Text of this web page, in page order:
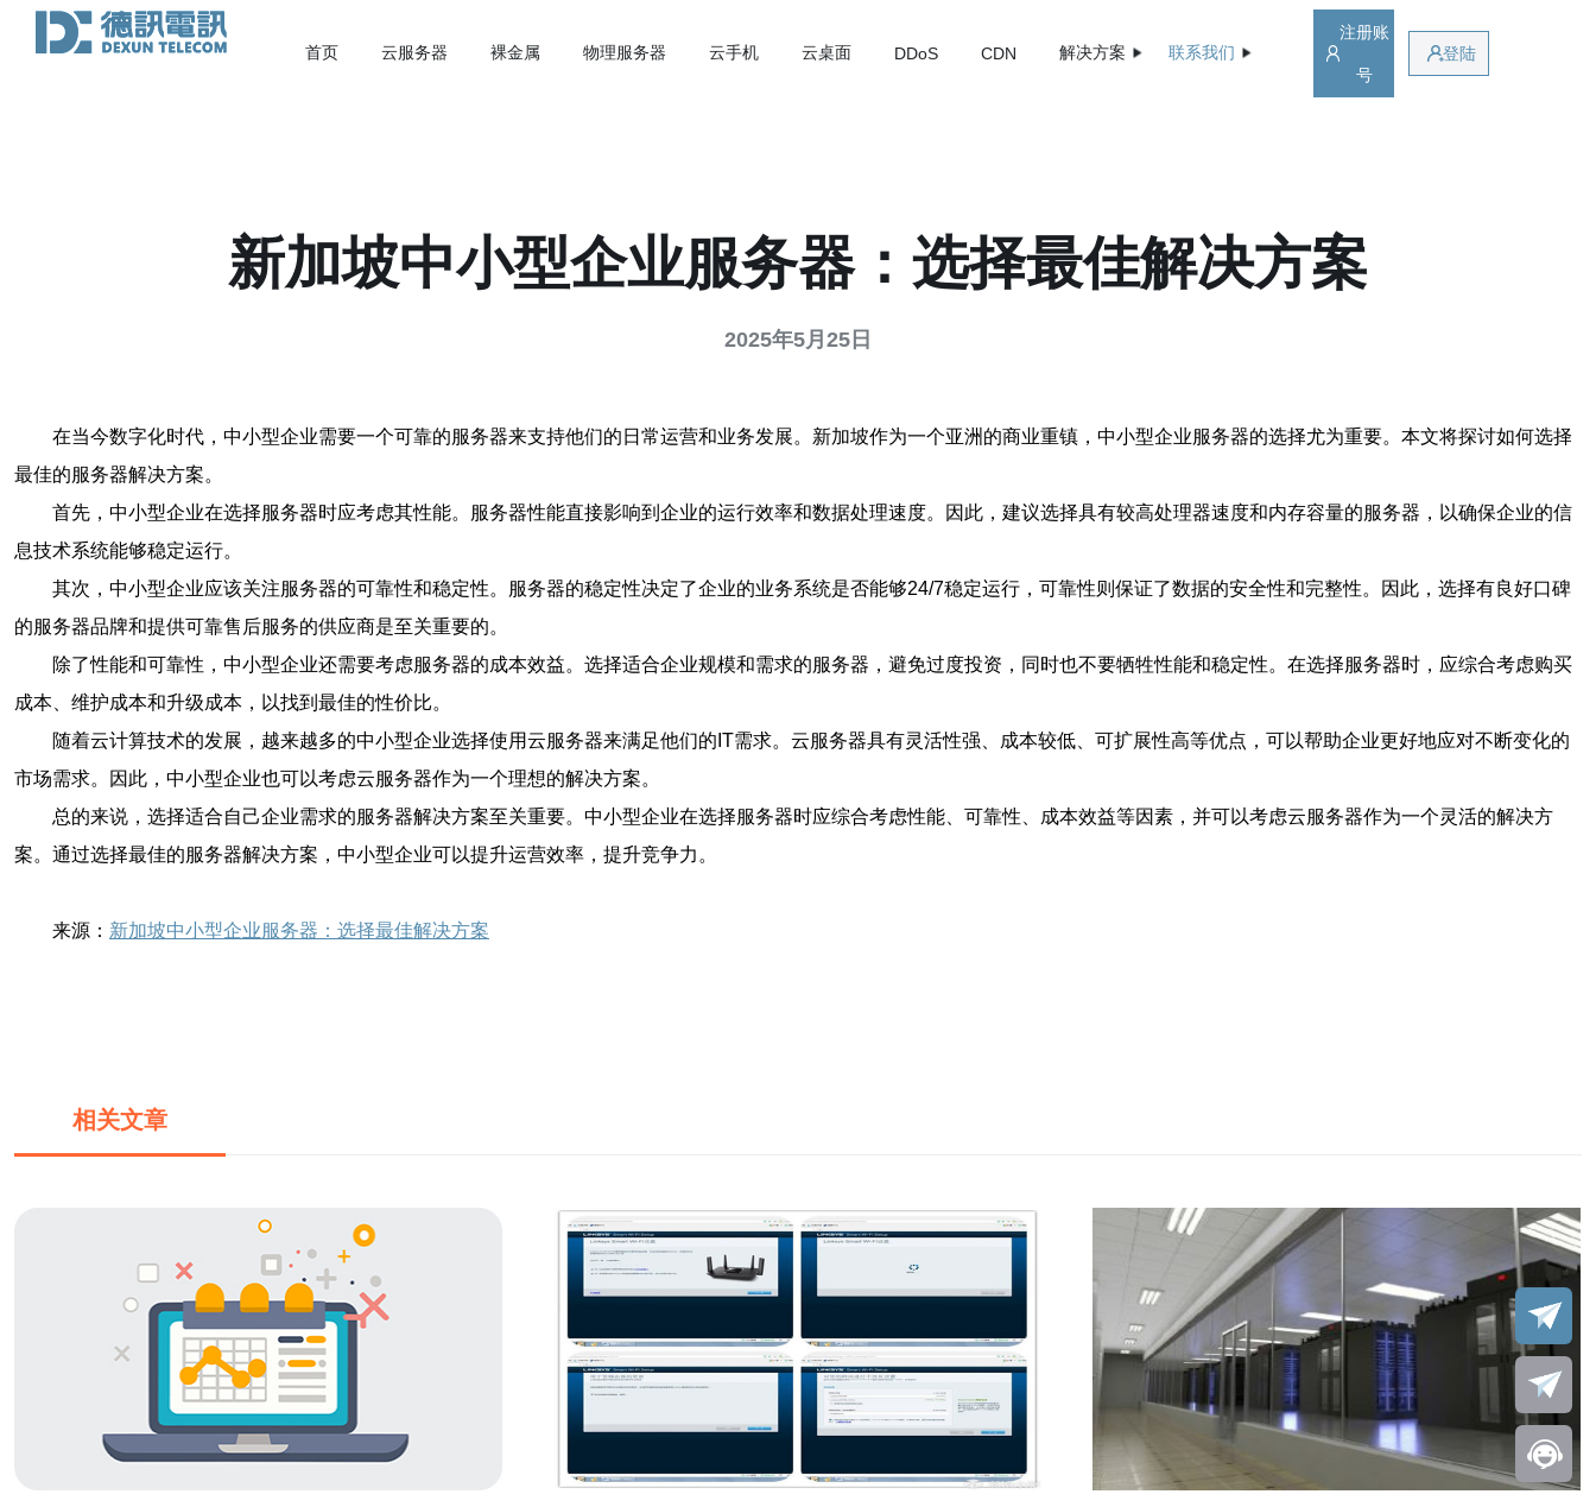
首页 云服务器 裸金属 物理服务器 云手机 云桌面 DDoS CDN 解决方案 联系我们
注册账
号
登陆
新加坡中小型企业服务器：选择最佳解决方案
2025年5月25日
在当今数字化时代，中小型企业需要一个可靠的服务器来支持他们的日常运营和业务发展。新加坡作为一个亚洲的商业重镇，中小型企业服务器的选择尤为重要。本文将探讨如何选择
最佳的服务器解决方案。
首先，中小型企业在选择服务器时应考虑其性能。服务器性能直接影响到企业的运行效率和数据处理速度。因此，建议选择具有较高处理器速度和内存容量的服务器，以确保企业的信
息技术系统能够稳定运行。
其次，中小型企业应该关注服务器的可靠性和稳定性。服务器的稳定性决定了企业的业务系统是否能够24/7稳定运行，可靠性则保证了数据的安全性和完整性。因此，选择有良好口碑
的服务器品牌和提供可靠售后服务的供应商是至关重要的。
除了性能和可靠性，中小型企业还需要考虑服务器的成本效益。选择适合企业规模和需求的服务器，避免过度投资，同时也不要牺牲性能和稳定性。在选择服务器时，应综合考虑购买
成本、维护成本和升级成本，以找到最佳的性价比。
随着云计算技术的发展，越来越多的中小型企业选择使用云服务器来满足他们的IT需求。云服务器具有灵活性强、成本较低、可扩展性高等优点，可以帮助企业更好地应对不断变化的
市场需求。因此，中小型企业也可以考虑云服务器作为一个理想的解决方案。
总的来说，选择适合自己企业需求的服务器解决方案至关重要。中小型企业在选择服务器时应综合考虑性能、可靠性、成本效益等因素，并可以考虑云服务器作为一个灵活的解决方
案。通过选择最佳的服务器解决方案，中小型企业可以提升运营效率，提升竞争力。
来源： 新加坡中小型企业服务器：选择最佳解决方案
相关文章